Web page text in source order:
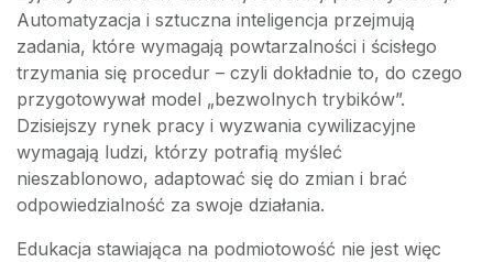
Automatyzacja i sztuczna inteligencja przejmują
zadania, które wymagają powtarzalności i ścisłego
trzymania się procedur – czyli dokładnie to, do czego
przygotowywał model „bezwolnych trybików”.
Dzisiejszy rynek pracy i wyzwania cywilizacyjne
wymagają ludzi, którzy potrafią myśleć
nieszablonowo, adaptować się do zmian i brać
odpowiedzialność za swoje działania.
Edukacja stawiająca na podmiotowość nie jest więc